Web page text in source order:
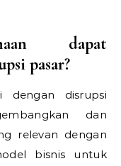
dapat
pasar?
dengan disrupsi
dan
relevan dengan
bisnis untuk